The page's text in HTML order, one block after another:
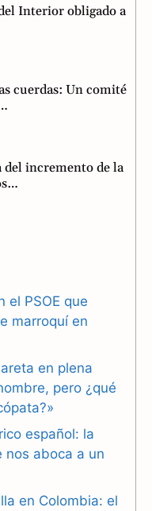
Interior obligado a
cuerdas: Un comité
incremento de la
el PSOE que
marroquí en
en plena
pero ¿qué
español: la
nos aboca a un
en Colombia: el